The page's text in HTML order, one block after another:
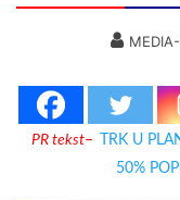
PR tekst–
TRK U
50%